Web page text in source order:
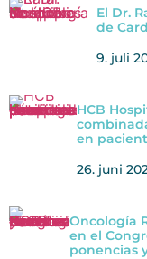
El Dr.
de
9. juli
HCB
en
26. juni
Oncología
en el
ponencias